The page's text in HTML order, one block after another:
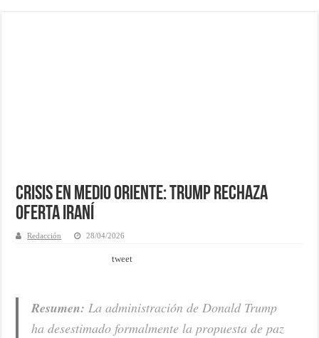
Crisis en Medio Oriente: Trump rechaza
oferta iraní
Redacción 28/04/2026
tweet
Resumen: La administración de Donald Trump
ha desestimado formalmente la propuesta de paz